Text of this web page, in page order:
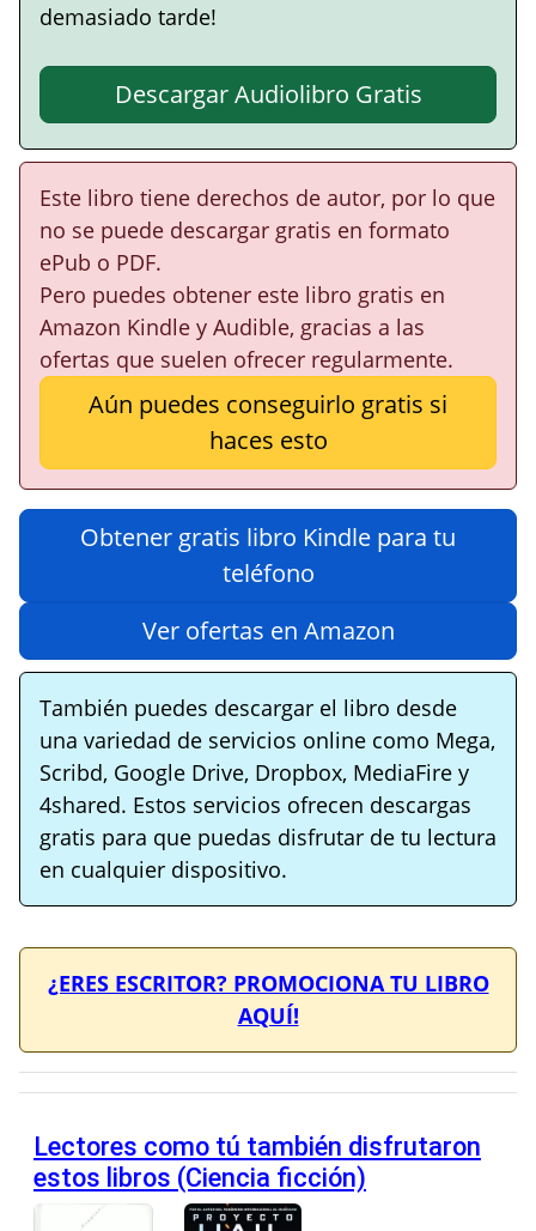
demasiado tarde!
Descargar Audiolibro Gratis
Este libro tiene derechos de autor, por lo que
no se puede descargar gratis en formato
ePub o PDF.
Pero puedes obtener este libro gratis en
Amazon Kindle y Audible, gracias a las
ofertas que suelen ofrecer regularmente.
Aún puedes conseguirlo gratis si
haces esto
Obtener gratis libro Kindle para tu
teléfono
Ver ofertas en Amazon
También puedes descargar el libro desde
una variedad de servicios online como Mega,
Scribd, Google Drive, Dropbox, MediaFire y
4shared. Estos servicios ofrecen descargas
gratis para que puedas disfrutar de tu lectura
en cualquier dispositivo.
¿ERES ESCRITOR? PROMOCIONA TU LIBRO
AQUÍ!
Lectores como tú también disfrutaron
estos libros (Ciencia ficción)